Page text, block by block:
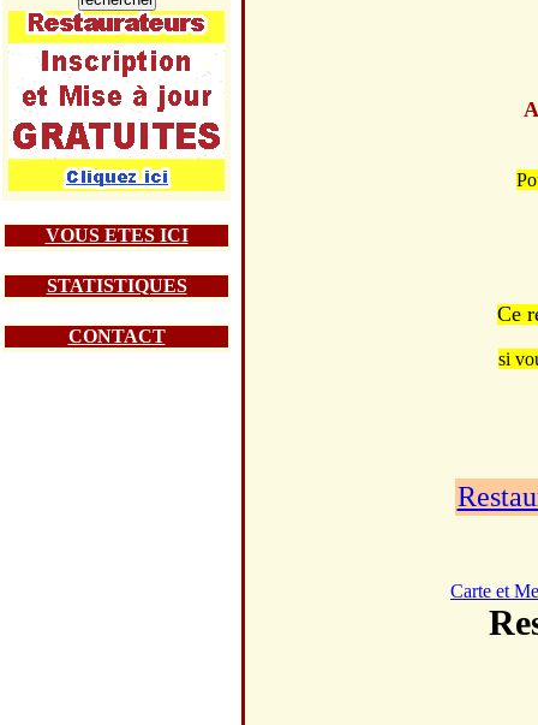
VOUS ETES ICI
STATISTIQUES
CONTACT
Ce
si
Carte et